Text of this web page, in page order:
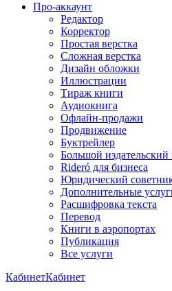
Про-аккаунт
Редактор
Корректор
Простая верстка
Сложная верстка
Дизайн обложки
Иллюстрации
Тираж книги
Аудиокнига
Офлайн-продажи
Продвижение
Буктрейлер
Большой издательский
Rideró для бизнеса
Юридический
Дополнительные
Расшифровка текста
Перевод
Книги в аэропортах
Публикация
Все услуги
КабинетКабинет